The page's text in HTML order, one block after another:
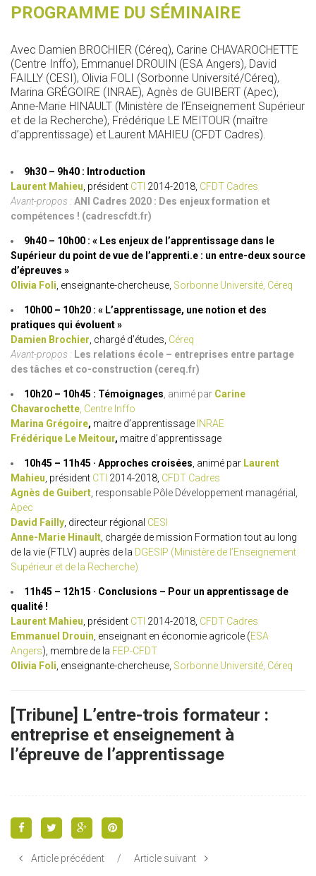
PROGRAMME DU SÉMINAIRE
Avec Damien BROCHIER (Céreq), Carine CHAVAROCHETTE
(Centre Inffo), Emmanuel DROUIN (ESA Angers), David
FAILLY (CESI), Olivia FOLI (Sorbonne Université/Céreq),
Marina GRÉGOIRE (INRAE), Agnès de GUIBERT (Apec),
Anne-Marie HINAULT (Ministère de l’Enseignement Supérieur
et de la Recherche), Frédérique LE MEITOUR (maître
d’apprentissage) et Laurent MAHIEU (CFDT Cadres).
9h30 – 9h40 : Introduction
Laurent Mahieu, président CTI 2014-2018, CFDT Cadres
Avant-propos : ANI Cadres 2020 : Des enjeux formation et
compétences ! (cadrescfdt.fr)
9h40 – 10h00 : « Les enjeux de l’apprentissage dans le
Supérieur du point de vue de l’apprenti.e : un entre-deux source
d’épreuves »
Olivia Foli, enseignante-chercheuse, Sorbonne Université, Céreq
10h00 – 10h20 : « L’apprentissage, une notion et des
pratiques qui évoluent »
Damien Brochier, chargé d’études, Céreq
Avant-propos : Les relations école – entreprises entre partage
des tâches et co-construction (cereq.fr)
10h20 – 10h45 : Témoignages, animé par Carine
Chavarochette, Centre Inffo
Marina Grégoire, maitre d’apprentissage INRAE
Frédérique Le Meitour, maitre d’apprentissage
10h45 – 11h45 · Approches croisées, animé par Laurent
Mahieu, président CTI 2014-2018, CFDT Cadres
Agnès de Guibert, responsable Pôle Développement managérial,
Apec
David Failly, directeur régional CESI
Anne-Marie Hinault, chargée de mission Formation tout au long
de la vie (FTLV) auprès de la DGESIP (Ministère de l’Enseignement
Supérieur et de la Recherche)
11h45 – 12h15 · Conclusions – Pour un apprentissage de
qualité !
Laurent Mahieu, président CTI 2014-2018, CFDT Cadres
Emmanuel Drouin, enseignant en économie agricole (ESA
Angers), membre de la FEP-CFDT
Olivia Foli, enseignante-chercheuse, Sorbonne Université, Céreq
[Tribune] L’entre-trois formateur :
entreprise et enseignement à
l’épreuve de l’apprentissage
Article précédent / Article suivant